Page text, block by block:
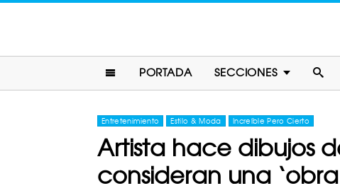
PORTADA SECCIONES
Entretenimiento Estilo & Moda Increíble Pero Cierto
Artista hace dibujos
consideran una